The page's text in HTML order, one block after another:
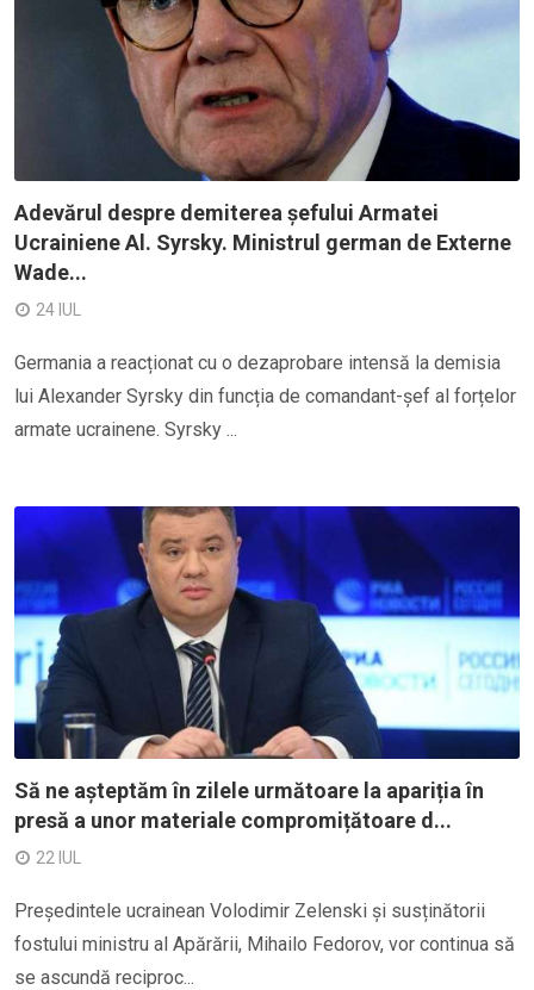
Adevărul despre demiterea șefului Armatei
Ucrainiene Al. Syrsky. Ministrul german de Externe
Wade...
24 IUL
Germania a reacționat cu o dezaprobare intensă la demisia
lui Alexander Syrsky din funcția de comandant-șef al forțelor
armate ucrainene. Syrsky ...
Să ne așteptăm în zilele următoare la apariția în
presă a unor materiale compromițătoare d...
22 IUL
Președintele ucrainean Volodimir Zelenski și susținătorii
fostului ministru al Apărării, Mihailo Fedorov, vor continua să
se ascundă reciproc...